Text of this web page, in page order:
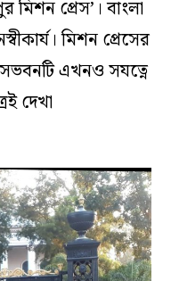
মিশন প্রেস’। বাংলা
মিশন প্রেসের
এখনও সযত্নে
দেখা